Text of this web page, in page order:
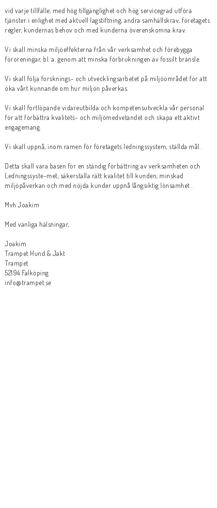
vid varje tillfälle, med hög tillgänglighet och hög servicegrad utföra
tjänster i enlighet med aktuell lagstiftning, andra samhällskrav, företagets
regler, kundernas behov och med kunderna överenskomna krav.
Vi skall minska miljöeffekterna från vår verksamhet och förebygga
föroreningar, bl. a. genom att minska förbrukningen av fossilt bränsle.
Vi skall följa forsknings- och utvecklingsarbetet på miljöområdet för att
öka vårt kunnande om hur miljön påverkas.
Vi skall fortlöpande vidareutbilda och kompetensutveckla vår personal
för att förbättra kvalitets- och miljömedvetandet och skapa ett aktivt
engagemang.
Vi skall uppnå, inom ramen för företagets ledningssystem, ställda mål.
Detta skall vara basen för en ständig förbättring av verksamheten och
Ledningssyste-met, säkerställa rätt kvalitet till kunden, minskad
miljöpåverkan och med nöjda kunder uppnå långsiktig lönsamhet .
Mvh Joakim
Med vänliga hälsningar,
Joakim
Trampet Hund & Jakt
Trampet
52194 Falköping
info@trampet.se